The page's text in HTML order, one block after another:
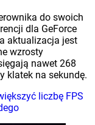
do swoich
dla GeForce
aktualizacja jest
wzrosty
nawet 268
klatek na sekundę.
liczbę FPS